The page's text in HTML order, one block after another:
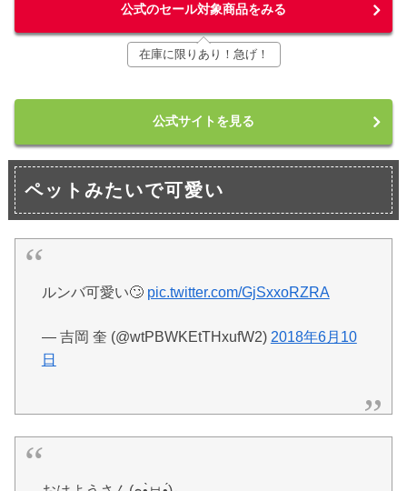
公式のセール対象商品をみる
在庫に限りあり！急げ！
公式サイトを見る
ペットみたいで可愛い
ルンバ可愛い🙄 pic.twitter.com/GjSxxoRZRA
— 吉岡 奎 (@wtPBWKEtTHxufW2) 2018年6月10
日